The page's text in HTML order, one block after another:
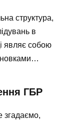
структура,
в
являє собою
ГБР
згадаємо,